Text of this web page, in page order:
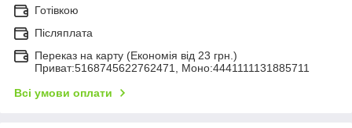
Готівкою
Післяплата
Переказ на карту (Економія від 23 грн.)
Приват:5168745622762471, Моно:4441111131885711
Всі умови оплати